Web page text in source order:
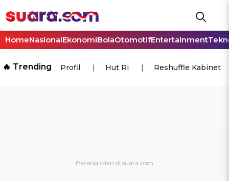
HomeNasionalEkonomiBolaOtomotifEntertainment
🔥 Trending Profil Hut Ri Reshuffle Kabinet